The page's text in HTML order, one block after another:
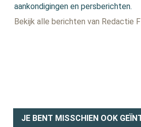
aankondigingen en persberichten.
Bekijk alle berichten van Redactie
JE BENT MISSCHIEN OOK